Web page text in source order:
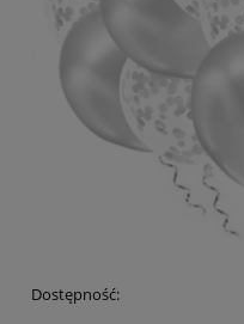
Dostępność: